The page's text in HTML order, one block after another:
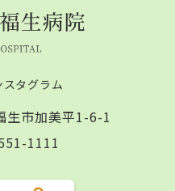
タグラム
生市加美平1-6-1
1111